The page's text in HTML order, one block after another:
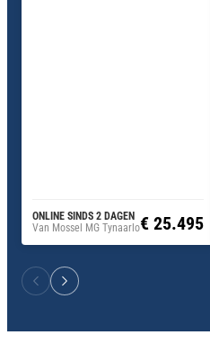
ONLINE SINDS 2 DAGEN
Van Mossel MG Tynaarlo€ 25.495